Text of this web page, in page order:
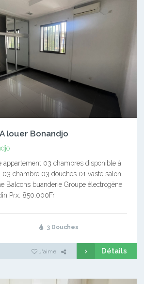
louer Bonandjo
appartement 03 chambres disponible à
03 chambre 03 douches 01 vaste salon
Balcons buanderie Groupe électrogène
Prx: 850.000Fr…
3 Douches
J'aime Détails